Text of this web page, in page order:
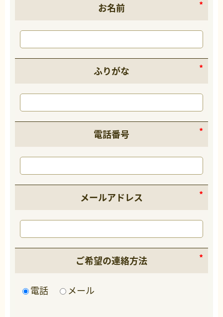
お名前
ふりがな
電話番号
メールアドレス
ご希望の連絡方法
電話 メール